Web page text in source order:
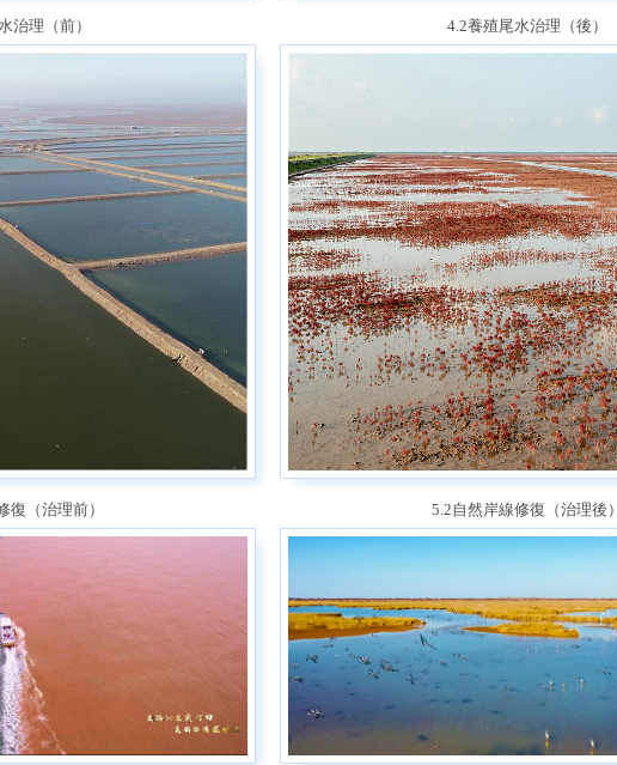
治理（前） 4.2養殖尾水治理（後）
復（治理前） 5.2自然岸線修復（治理後）